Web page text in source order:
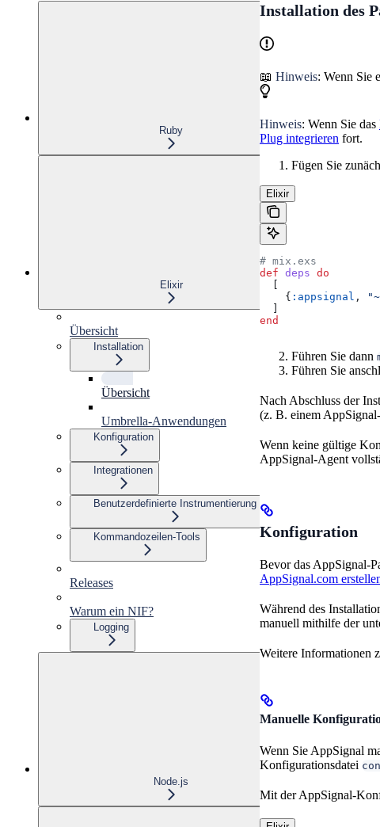
Ruby
Elixir
Übersicht
Installation
Übersicht
Umbrella-Anwendungen
Konfiguration
Integrationen
Benutzerdefinierte Instrumentierung
Kommandozeilen-Tools
Releases
Warum ein NIF?
Logging
Node.js
Installation des
📖 Hinweis: Wenn Sie
Hinweis: Wenn Sie das
Plug integrieren fort.
Fügen Sie
Elixir
# mix.exs
def deps do
  [
    {
:appsignal ,
  ]
end
Führen Sie dann
Führen Sie
Nach Abschluss der
(z. B. einem
Wenn keine gültige
AppSignal-Agent
Konfiguration
Bevor das AppSignal-
AppSignal.com
Während des
manuell mithilfe der
Weitere Informationen
Manuelle
Wenn Sie AppSignal
Konfigurationsdatei
Mit der AppSignal-